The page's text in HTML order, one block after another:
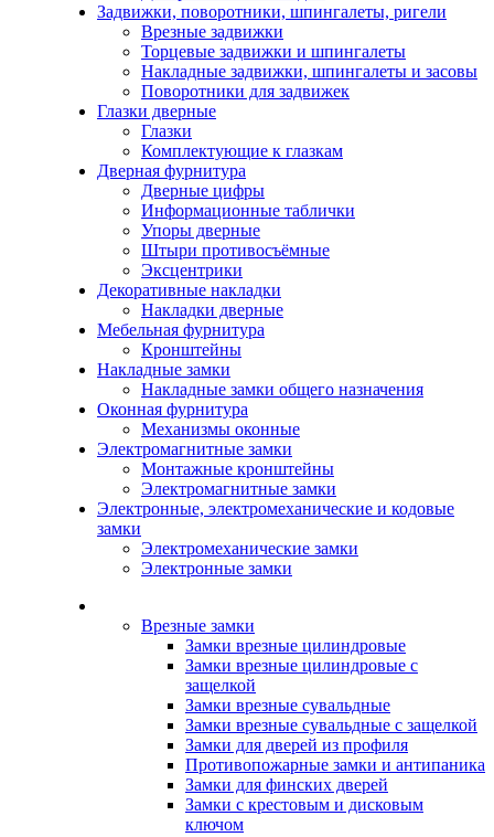
Задвижки, поворотники, шпингалеты, ригели
Врезные задвижки
Торцевые задвижки и шпингалеты
Накладные задвижки, шпингалеты и засовы
Поворотники для задвижек
Глазки дверные
Глазки
Комплектующие к глазкам
Дверная фурнитура
Дверные цифры
Информационные таблички
Упоры дверные
Штыри противосъёмные
Эксцентрики
Декоративные накладки
Накладки дверные
Мебельная фурнитура
Кронштейны
Накладные замки
Накладные замки общего назначения
Оконная фурнитура
Механизмы оконные
Электромагнитные замки
Монтажные кронштейны
Электромагнитные замки
Электронные, электромеханические и кодовые
замки
Электромеханические замки
Электронные замки
Врезные замки
Замки врезные цилиндровые
Замки врезные цилиндровые с
защелкой
Замки врезные сувальдные
Замки врезные сувальдные с защелкой
Замки для дверей из профиля
Противопожарные замки и антипаника
Замки для финских дверей
Замки с крестовым и дисковым
ключом